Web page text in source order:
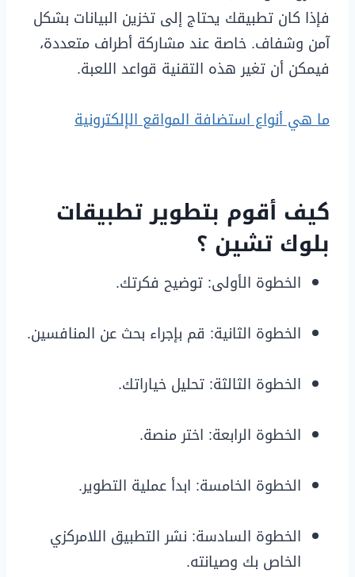
فإذا كان تطبيقك يحتاج إلى تخزين البيانات بشكل
آمن وشفاف. خاصة عند مشاركة أطراف متعددة،
فيمكن أن تغير هذه التقنية قواعد اللعبة.
ما هي أنواع استضافة المواقع الإلكترونية
كيف أقوم بتطوير تطبيقات
بلوك تشين ؟
الخطوة الأولى: توضيح فكرتك.
الخطوة الثانية: قم بإجراء بحث عن المنافسين.
الخطوة الثالثة: تحليل خياراتك.
الخطوة الرابعة: اختر منصة.
الخطوة الخامسة: ابدأ عملية التطوير.
الخطوة السادسة: نشر التطبيق اللامركزي
الخاص بك وصيانته.